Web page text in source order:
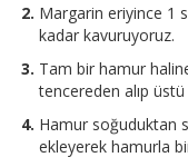
Margarin eriyince 1
kadar kavuruyoruz.
Tam bir hamur
tencereden alıp
Hamur soğuduktan
ekleyerek hamurla